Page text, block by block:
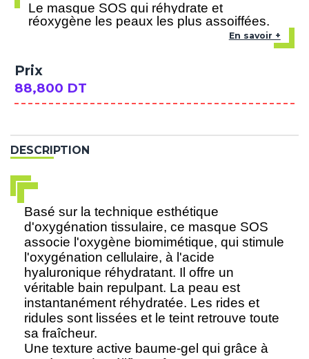
Le masque SOS qui réhydrate et
réoxygène les peaux les plus assoiffées.
En savoir +
Prix
88,800 DT
DESCRIPTION
Basé sur la technique esthétique
d'oxygénation tissulaire, ce masque SOS
associe l'oxygène biomimétique, qui stimule
l'oxygénation cellulaire, à l'acide
hyaluronique réhydratant. Il offre un
véritable bain repulpant. La peau est
instantanément réhydratée. Les rides et
ridules sont lissées et le teint retrouve toute
sa fraîcheur.
Une texture active baume-gel qui grâce à